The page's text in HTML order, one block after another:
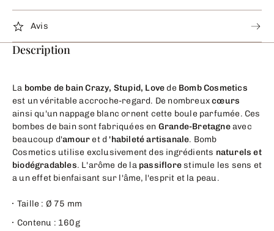
Avis
Description
La bombe de bain Crazy, Stupid, Lovede Bomb Cosmetics
est un véritable accroche-regard. De nombreuxcœurs
ainsi qu'un nappage blanc ornent cette boule parfumée. Ces
bombes de bain sont fabriquées en Grande-Bretagneavec
beaucoup d'amouret d 'habileté artisanale. Bomb
Cosmetics utilise exclusivement des ingrédients naturels et
biodégradables. L'arôme de la passiflorestimule les sens et
a un effet bienfaisant sur l'âme, l'esprit et la peau.
Taille : Ø 75 mm
Contenu : 160g